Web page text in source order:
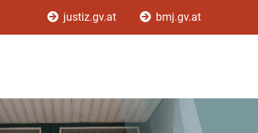
justiz.gv.at bmj.gv.at